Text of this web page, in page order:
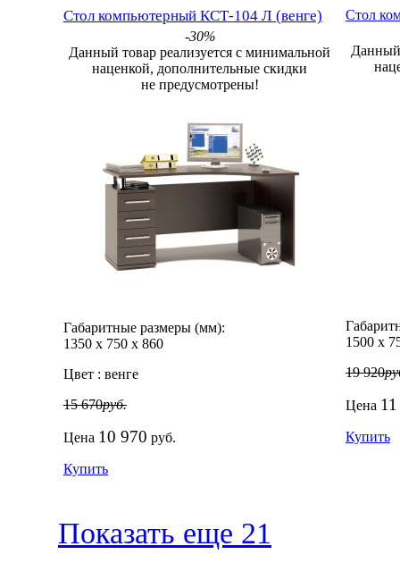
Стол компьютерный КСТ-104 Л (венге)
-30%
Данный товар реализуется с минимальной
наценкой, дополнительные скидки
не предусмотрены!
Габаритные размеры (мм):
1350 х 750 х 860
Цвет : венге
15 670руб.
Цена 10 970 руб.
Купить
Стол
Данный
1500 х
19 920
Цена
Купить
Показать еще 21